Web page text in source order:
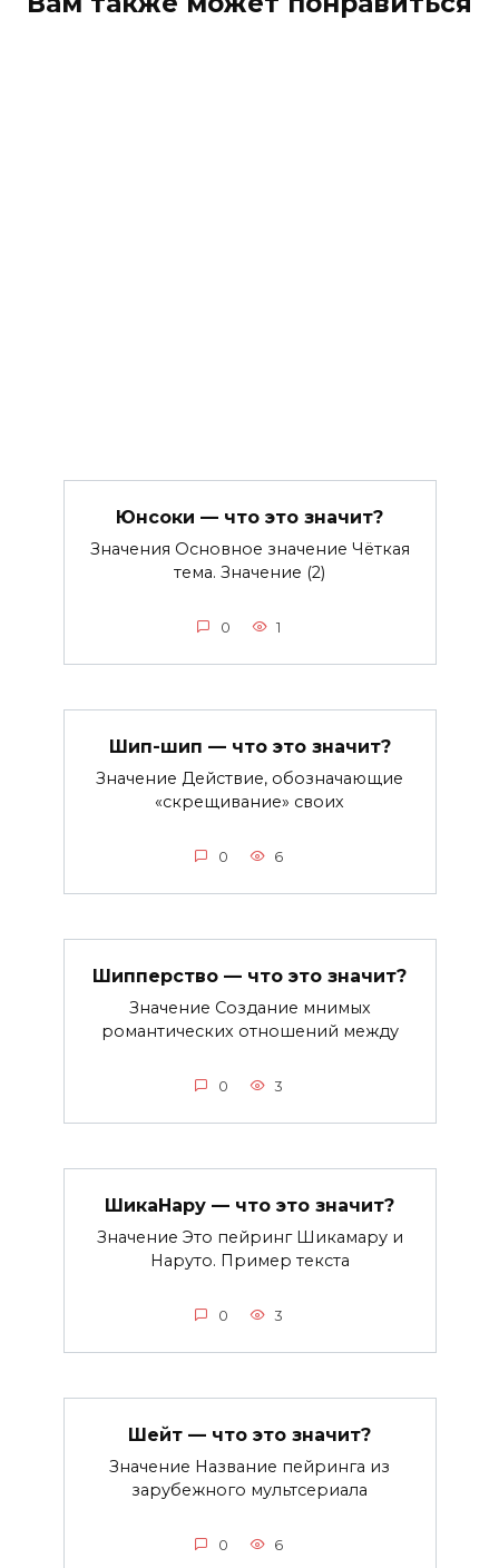
Юнсоки — что это значит?
Значения Основное значение Чёткая
тема. Значение (2)
0 1
Шип-шип — что это значит?
Значение Действие, обозначающие
«скрещивание» своих
0 6
Шипперство — что это значит?
Значение Создание мнимых
романтических отношений между
0 3
ШикаНару — что это значит?
Значение Это пейринг Шикамару и
Наруто. Пример текста
0 3
Шейт — что это значит?
Значение Название пейринга из
зарубежного мультсериала
0 6